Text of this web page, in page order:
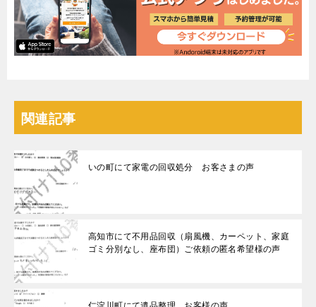
関連記事
いの町にて家電の回収処分 お客さまの声
高知市にて不用品回収（扇風機、カーペット、家庭
ゴミ分別なし、座布団）ご依頼の匿名希望様の声